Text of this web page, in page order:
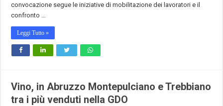
convocazione segue le iniziative di mobilitazione dei lavoratori e il
confronto …
Leggi Tutto »
Vino, in Abruzzo Montepulciano e Trebbiano
tra i più venduti nella GDO